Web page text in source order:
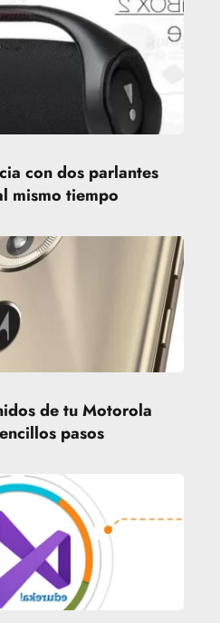
con dos parlantes
mismo tiempo
de tu Motorola
pasos